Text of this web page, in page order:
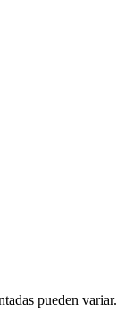
pueden variar.